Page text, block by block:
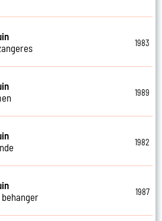
1983
1989
1982
behanger
1987